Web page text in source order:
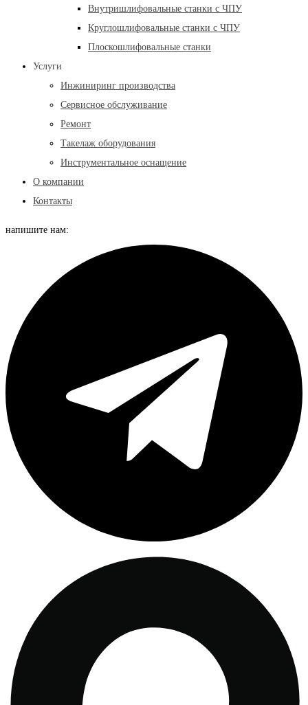
Внутришлифовальные станки с ЧПУ
Круглошлифовальные станки с ЧПУ
Плоскошлифовальные станки
Услуги
Инжиниринг производства
Сервисное обслуживание
Ремонт
Такелаж оборудования
Инструментальное оснащение
О компании
Контакты
напишите нам: